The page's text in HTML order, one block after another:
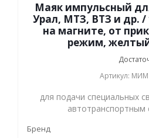
Маяк импульсный
Урал, МТЗ, ВТЗ и др. /
на магните, от
режим,
Артикул: МИМ
для подачи специальных
автотранспортным
Бренд